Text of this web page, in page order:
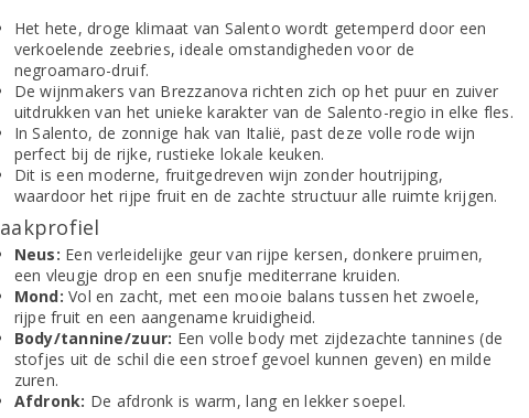
Het hete, droge klimaat van Salento wordt getemperd door een
verkoelende zeebries, ideale omstandigheden voor de
negroamaro-druif.
De wijnmakers van Brezzanova richten zich op het puur en zuiver
uitdrukken van het unieke karakter van de Salento-regio in elke fles.
In Salento, de zonnige hak van Italië, past deze volle rode wijn
perfect bij de rijke, rustieke lokale keuken.
Dit is een moderne, fruitgedreven wijn zonder houtrijping,
waardoor het rijpe fruit en de zachte structuur alle ruimte krijgen.
Neus: Een verleidelijke geur van rijpe kersen, donkere pruimen,
een vleugje drop en een snufje mediterrane kruiden.
Mond: Vol en zacht, met een mooie balans tussen het zwoele,
rijpe fruit en een aangename kruidigheid.
Body/tannine/zuur: Een volle body met zijdezachte tannines (de
stofjes uit de schil die een stroef gevoel kunnen geven) en milde
zuren.
Afdronk: De afdronk is warm, lang en lekker soepel.